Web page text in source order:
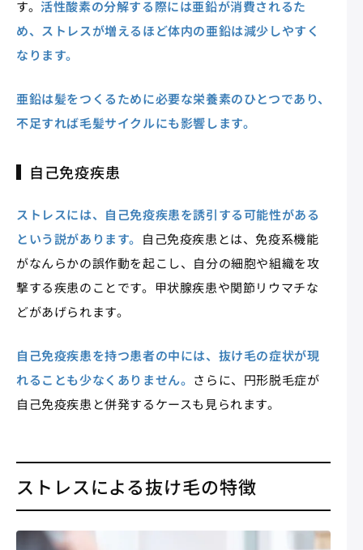
す。活性酸素の分解する際には亜鉛が消費されるた
め、ストレスが増えるほど体内の亜鉛は減少しやすく
なります。
亜鉛は髪をつくるために必要な栄養素のひとつであり、
不足すれば毛髪サイクルにも影響します。
自己免疫疾患
ストレスには、自己免疫疾患を誘引する可能性がある
という説があります。 自己免疫疾患とは、免疫系機能
がなんらかの誤作動を起こし、自分の細胞や組織を攻
撃する疾患のことです。甲状腺疾患や関節リウマチな
どがあげられます。
自己免疫疾患を持つ患者の中には、抜け毛の症状が現
れることも少なくありません。 さらに、円形脱毛症が
自己免疫疾患と併発するケースも見られます。
ストレスによる抜け毛の特徴